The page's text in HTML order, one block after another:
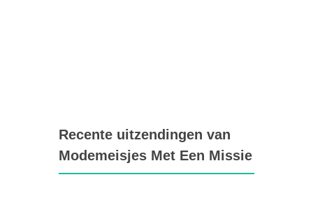
Recente uitzendingen van
Modemeisjes Met Een Missie